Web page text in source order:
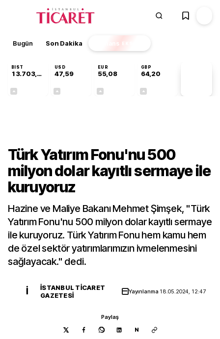
Bugün Son Dakika Finans EKSTRA
BIST
13.703,13
USD
47,59
EUR
55,08
GBP
64,20
Türk Yatırım Fonu'nu 500
milyon dolar kayıtlı sermaye ile
kuruyoruz
Hazine ve Maliye Bakanı Mehmet Şimşek, "Türk
Yatırım Fonu'nu 500 milyon dolar kayıtlı sermaye
ile kuruyoruz. Türk Yatırım Fonu hem kamu hem
de özel sektör yatırımlarımızın ivmelenmesini
sağlayacak." dedi.
İ
İSTANBUL TICARET
GAZETESI
Yayınlanma 18.05.2024, 12:47
Paylaş
N